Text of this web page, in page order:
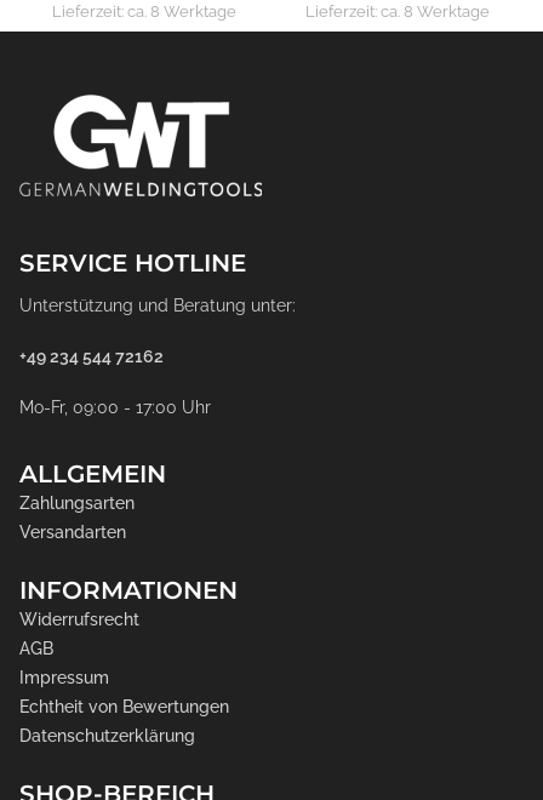
Lieferzeit:ca. 8 Werktage Lieferzeit:ca. 8 Werktage
SERVICE HOTLINE
Unterstützung und Beratung unter:
+49 234 544 72162
Mo-Fr, 09:00 - 17:00 Uhr
ALLGEMEIN
Zahlungsarten
Versandarten
INFORMATIONEN
Widerrufsrecht
AGB
Impressum
Echtheit von Bewertungen
Datenschutzerklärung
SHOP-BEREICH